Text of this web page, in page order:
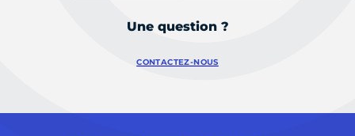
Une question ?
CONTACTEZ-NOUS